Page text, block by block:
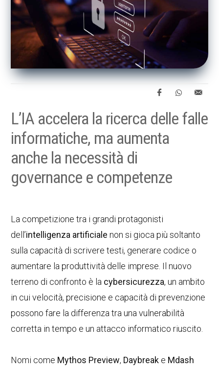
L’IA accelera la ricerca delle falle
informatiche, ma aumenta
anche la necessità di
governance e competenze
La competizione tra i grandi protagonisti
dell’intelligenza artificiale non si gioca più soltanto
sulla capacità di scrivere testi, generare codice o
aumentare la produttività delle imprese. Il nuovo
terreno di confronto è la cybersicurezza, un ambito
in cui velocità, precisione e capacità di prevenzione
possono fare la differenza tra una vulnerabilità
corretta in tempo e un attacco informatico riuscito.
Nomi come Mythos Preview, Daybreak e Mdash